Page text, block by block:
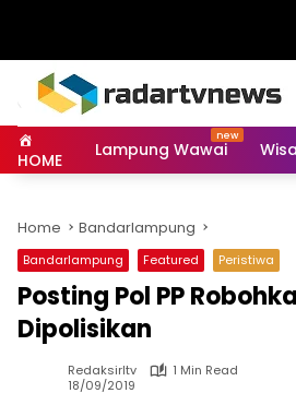
HOME Lampung Wawai
Home Bandarlampung
Bandarlampung Featured Peristiwa
Posting Pol PP
Dipolisikan
Redaksirltv
1 Min Read
18/09/2019